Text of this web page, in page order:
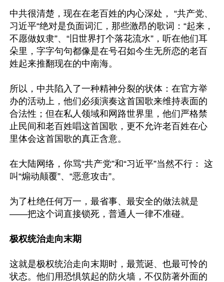
中共很清楚，现在在老百姓的内心深处， “共产党、
习近平“绝对是负面词汇，那些激昂的歌词：“起来，
不愿做奴隶”、“旧世界打个落花流水”，听在他们耳
朵里，字字句句都像是在号召如今生无所恋的老百
姓起来推翻现在的中南海。
所以，中共陷入了一种精神分裂的状体：在官方举
办的活动上，他们必须演奏这首国歌来维持表面的
合法性；但在私人领域和网路世界里，他们严格禁
止民间和老百姓唱这首国歌，更不允许老百姓在心
里体会这首国歌的真正含意。
在大陆网络，你骂“共产党”和“习近平”当然不行： 这
叫“煽动颠覆”、“恶意攻击”。
为了杜绝任何万一，最省事、最安全的做法就是
——把这个词直接锁死，普通人一律不准碰。
极权统治走向末期
这就是极权统治走向末期时，最荒诞、也最可怜的
状态。他们用恐惧筑起的防火墙，不仅防著外面的